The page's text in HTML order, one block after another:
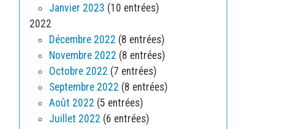
Janvier 2023 (10 entrées)
2022
Décembre 2022 (8 entrées)
Novembre 2022 (8 entrées)
Octobre 2022 (7 entrées)
Septembre 2022 (8 entrées)
Août 2022 (5 entrées)
Juillet 2022 (6 entrées)